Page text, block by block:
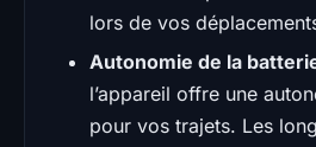
lors de vos
Autonomie de la
l’appareil offre une
pour vos trajets. Les